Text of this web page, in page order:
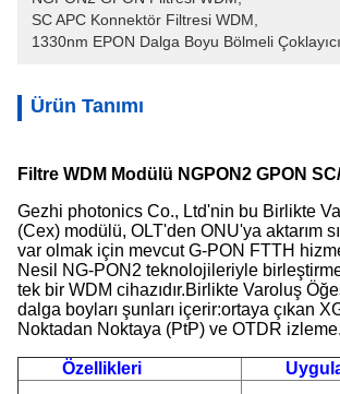
SC APC Konnektör Filtresi WDM
1330nm EPON Dalga Boyu Bölmeli Çoklayıcı
Ürün Tanımı
Filtre WDM Modülü NGPON2 GPON
Gezhi photonics Co., Ltd'nin bu Birlikte
(Cex) modülü, OLT'den ONU'ya aktarım
var olmak için mevcut G-PON FTTH
Nesil NG-PON2 teknolojileriyle
tek bir WDM cihazıdır.Birlikte Varoluş
dalga boyları şunları içerir:ortaya çıkan
Noktadan Noktaya (PtP) ve OTDR izleme.
Özellikleri